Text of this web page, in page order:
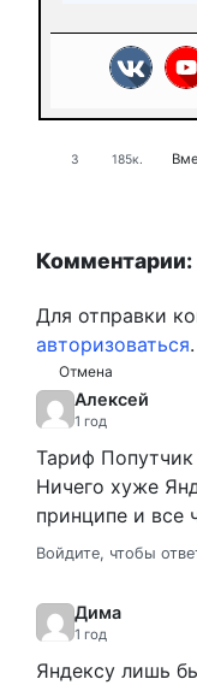
3 185к.
Комментарии:
Отмена
Для отправки
авторизоваться.
Алексей
1 год
Тариф
Ничего хуже
принципе и все
Войдите, чтобы
Дима
1 год
Яндексу лишь